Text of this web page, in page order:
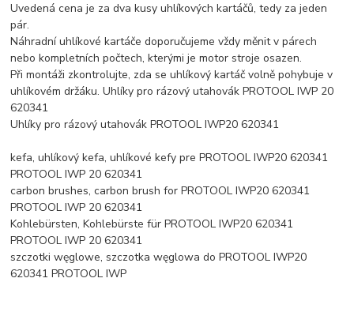
Uvedená cena je za dva kusy uhlíkových kartáčů, tedy za jeden
pár.
Náhradní uhlíkové kartáče doporučujeme vždy měnit v párech
nebo kompletních počtech, kterými je motor stroje osazen.
Při montáži zkontrolujte, zda se uhlíkový kartáč volně pohybuje v
uhlíkovém držáku. Uhlíky pro rázový utahovák PROTOOL IWP 20
620341
Uhlíky pro rázový utahovák PROTOOL IWP20 620341
kefa, uhlíkový kefa, uhlíkové kefy pre PROTOOL IWP20 620341
PROTOOL IWP 20 620341
carbon brushes, carbon brush for PROTOOL IWP20 620341
PROTOOL IWP 20 620341
Kohlebürsten, Kohlebürste für PROTOOL IWP20 620341
PROTOOL IWP 20 620341
szczotki węglowe, szczotka węglowa do PROTOOL IWP20
620341 PROTOOL IWP